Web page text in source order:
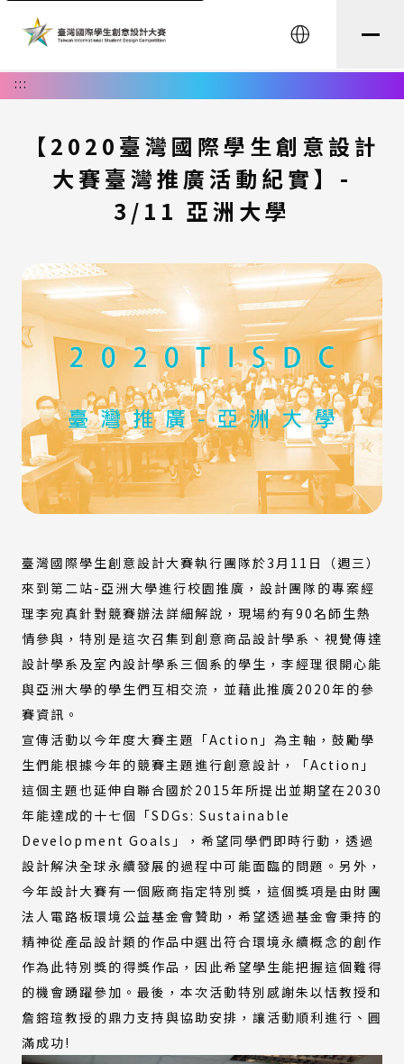
English
:::
【2020臺灣國際學生創意設計
大賽臺灣推廣活動紀實】-
3/11 亞洲大學
臺灣國際學生創意設計大賽執行團隊於3月11日（週三）
來到第二站-亞洲大學進行校園推廣，設計團隊的專案經
理李宛真針對競賽辦法詳細解說，現場約有90名師生熱
情參與，特別是這次召集到創意商品設計學系、視覺傳達
設計學系及室內設計學系三個系的學生，李經理很開心能
與亞洲大學的學生們互相交流，並藉此推廣2020年的參
賽資訊。
宣傳活動以今年度大賽主題「Action」為主軸，鼓勵學
生們能根據今年的競賽主題進行創意設計，「Action」
這個主題也延伸自聯合國於2015年所提出並期望在2030
年能達成的十七個「SDGs: Sustainable
Development Goals」，希望同學們即時行動，透過
設計解決全球永續發展的過程中可能面臨的問題。另外，
今年設計大賽有一個廠商指定特別獎，這個獎項是由財團
法人電路板環境公益基金會贊助，希望透過基金會秉持的
精神從產品設計類的作品中選出符合環境永續概念的創作
作為此特別獎的得獎作品，因此希望學生能把握這個難得
的機會踴躍參加。最後，本次活動特別感謝朱以恬教授和
詹鎔瑄教授的鼎力支持與協助安排，讓活動順利進行、圓
滿成功!